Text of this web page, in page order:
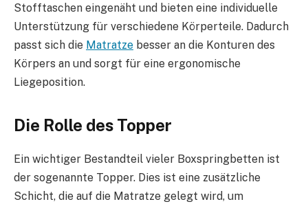
Stofftaschen eingenäht und bieten eine individuelle
Unterstützung für verschiedene Körperteile. Dadurch
passt sich die Matratze besser an die Konturen des
Körpers an und sorgt für eine ergonomische
Liegeposition.
Die Rolle des Topper
Ein wichtiger Bestandteil vieler Boxspringbetten ist
der sogenannte Topper. Dies ist eine zusätzliche
Schicht, die auf die Matratze gelegt wird, um